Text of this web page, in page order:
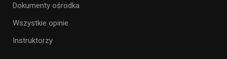
Dokumenty ośrodka
Wszystkie opinie
Instruktorzy